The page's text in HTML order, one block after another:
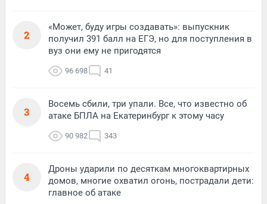
2
«Может, буду игры создавать»: выпускник
получил 391 балл на ЕГЭ, но для поступления в
вуз они ему не пригодятся
96 698 41
3
Восемь сбили, три упали. Все, что известно об
атаке БПЛА на Екатеринбург к этому часу
90 982 343
4
Дроны ударили по десяткам многоквартирных
домов, многие охватил огонь, пострадали дети:
главное об атаке